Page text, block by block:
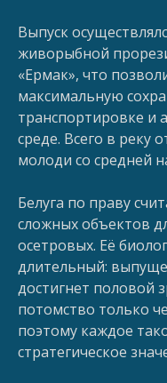
Выпуск
живорыбной
«Ермак», что
максимальную
транспортировке и
среде. Всего в реку
молоди со средней
Белуга по праву
сложных объектов
осетровых. Её
длительный:
достигнет половой
потомство только
поэтому каждое
стратегическое